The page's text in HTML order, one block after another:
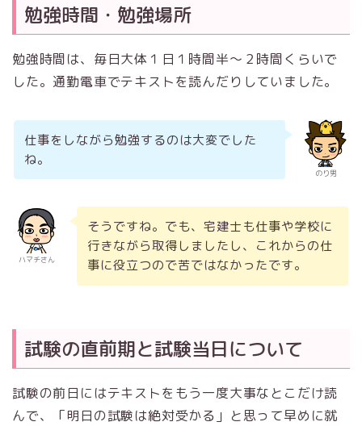
勉強時間・勉強場所
勉強時間は、毎日大体１日１時間半～２時間くらいで
した。通勤電車でテキストを読んだりしていました。
のり男
仕事をしながら勉強するのは大変でした
ね。
ハマチさん
そうですね。でも、宅建士も仕事や学校に
行きながら取得しましたし、これからの仕
事に役立つので苦ではなかったです。
試験の直前期と試験当日について
試験の前日にはテキストをもう一度大事なとこだけ読
んで、「明日の試験は絶対受かる」と思って早めに就